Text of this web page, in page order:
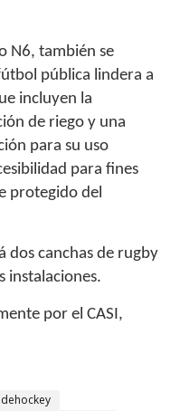
N6, también se
pública lindera a
incluyen la
de riego y una
para su uso
para fines
protegido del
dos canchas de rugby
instalaciones.
por el CASI,